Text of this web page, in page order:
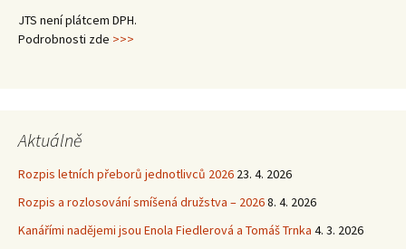
JTS není plátcem DPH.
Podrobnosti zde >>>
Aktuálně
Rozpis letních přeborů jednotlivců 2026 23. 4. 2026
Rozpis a rozlosování smíšená družstva – 20268. 4. 2026
Kanářími nadějemi jsou Enola Fiedlerová a Tomáš Trnka 4. 3. 2026